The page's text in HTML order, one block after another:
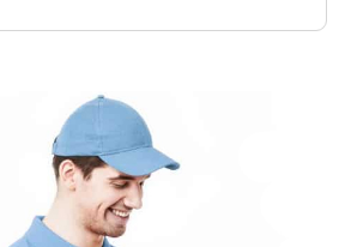
2000 руб.
Заказать
микропереключателей
2000 руб.